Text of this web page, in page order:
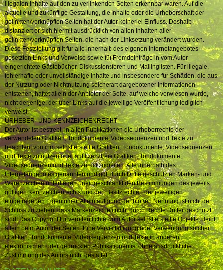
illegalen Inhalte auf den zu verlinkenden Seiten erkennbar waren. Auf die
aktuelle und zukünftige Gestaltung, die Inhalte oder die Urheberschaft der
gelinkten/verknüpften Seiten hat der Autor keinerlei Einfluss. Deshalb
distanziert er sich hiermit ausdrücklich von allen Inhalten aller
gelinkten/verknüpften Seiten, die nach der Linksetzung verändert wurden.
Diese Feststellung gilt für alle innerhalb des eigenen Internetangebotes
gesetzten Links und Verweise sowie für Fremdeinträge in vom Autor
eingerichtete Gästebücher, Diskussionsforen und Mailinglisten. Für illegale,
fehlerhafte oder unvollständige Inhalte und insbesondere für Schäden, die aus
der Nutzung oder Nichtnutzung solcherart dargebotener Informationen
entstehen, haftet allein der Anbieter der Seite, auf welche verwiesen wurde,
nicht derjenige, der über Links auf die jeweilige Veröffentlichung lediglich
verweist.
URHEBER- UND KENNZEICHENRECHT
Der Autor ist bestrebt, in allen Publikationen die Urheberrechte der
verwendeten Grafiken, Tondokumente, Videosequenzen und Texte zu
beachten, von ihm selbst erstellte Grafiken, Tondokumente, Videosequenzen
und Texte zu nutzen oder auf lizenzfreie Grafiken, Tondokumente,
Videosequenzen und Texte zurückzugreifen. Alle innerhalb des
Internetangebotes genannten und ggf. durch Dritte geschützten Marken- und
Warenzeichen unterliegen uneingeschränkt den Bestimmungen des jeweils
gültigen Kennzeichenrechts und den Besitzrechten der jeweiligen
eingetragenen Eigentümer. Allein aufgrund der bloßen Nennung ist nicht der
Schluss zu ziehen, dass Markenzeichen nicht durch Rechte Dritter geschützt
sind! Das Copyright für veröffentlichte, vom Autor selbst erstellte Objekte bleibt
allein beim Autor der Seiten. Eine Vervielfältigung oder Verwendung solcher
Grafiken, Tondokumente, Videosequenzen und Texte in anderen
elektronischen oder gedruckten Publikationen ist ohne ausdrückliche
Zustimmung des Autors nicht gestattet.